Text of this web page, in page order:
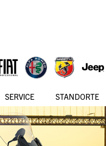
SERVICE STANDORTE